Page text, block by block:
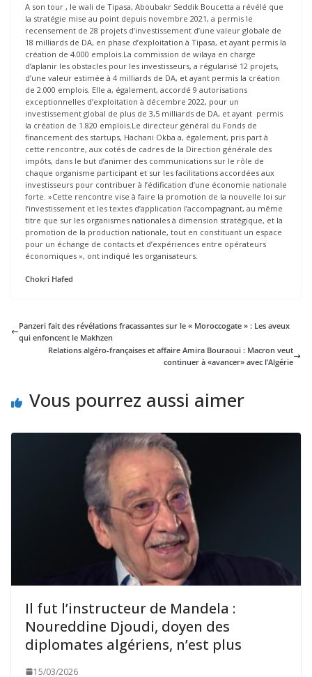
A son tour , le wali de Tipasa, Aboubakr Seddik Boucetta a révélé que
la stratégie mise au point depuis novembre 2021, a permis le
recensement de 28 projets d’investissement d’une valeur globale de
18 milliards de DA, en phase d’exploitation à Tipasa, et ayant permis la
création de 4.000 emplois.La commission de wilaya en charge
d’aplanir les obstacles pour les investisseurs, a régularisé 12 projets,
d’une valeur estimée à 4 milliards de DA, et ayant permis la création
de 2.000 emplois. Elle a, également, accordé 9 autorisations
exceptionnelles d’exploitation à décembre 2022, pour un
investissement global de plus de 3,5 milliards de DA, et ayant permis
la création de 1.820 emplois.Le directeur général du Fonds de
financement des startups, Hachani Okba a, également, pris part à
cette rencontre, aux cotés de cadres de la Direction générale des
impôts, dans le but d’animer des communications sur le rôle de
chaque organisme participant et sur les facilitations accordées aux
investisseurs pour contribuer à l’édification d’une économie nationale
forte. »Cette rencontre vise à faire la promotion de la nouvelle loi sur
l’investissement et les textes d’application l’accompagnant, au même
titre que sur les organismes nationales à dimension stratégique, et la
promotion de la production nationale, tout en constituant un espace
pour un échange de contacts et d’expériences entre opérateurs
économiques », ont indiqué les organisateurs.
Chokri Hafed
Panzeri fait des révélations fracassantes sur le « Moroccogate » : Les aveux
qui enfoncent le Makhzen
Relations algéro-françaises et affaire Amira Bouraoui : Macron veut
continuer à «avancer» avec l’Algérie
Vous pourrez aussi aimer
Il fut l’instructeur de Mandela :
Noureddine Djoudi, doyen des
diplomates algériens, n’est plus
15/03/2026